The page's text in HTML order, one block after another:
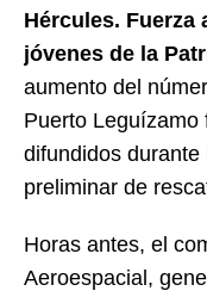
Hércules. Fuerza
jóvenes de la
aumento del
Puerto Leguízamo
difundidos
preliminar de
Horas antes, el
Aeroespacial,